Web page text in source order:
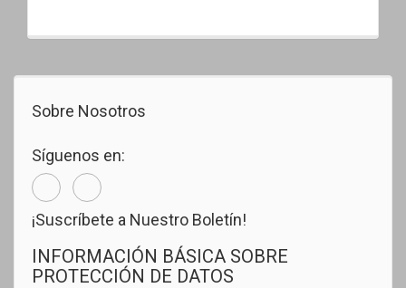
Sobre Nosotros
Síguenos en:
¡Suscríbete a Nuestro Boletín!
INFORMACIÓN BÁSICA SOBRE
PROTECCIÓN DE DATOS